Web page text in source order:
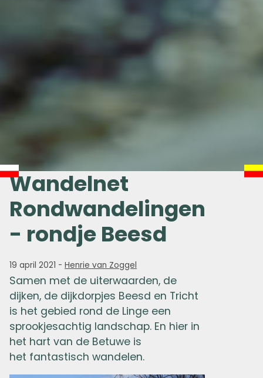
Wandelnet
Rondwandelingen
- rondje Beesd
19 april 2021 - Henrie van Zoggel
Samen met de uiterwaarden, de
dijken, de dijkdorpjes Beesd en Tricht
is het gebied rond de Linge een
sprookjesachtig landschap. En hier in
het hart van de Betuwe is
het fantastisch wandelen.